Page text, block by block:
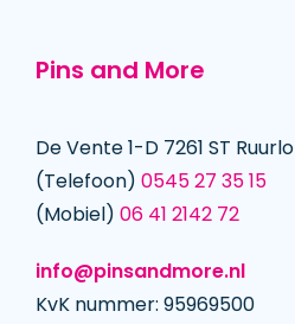
Pins and More
De Vente 1-D 7261 ST Ruurlo
(Telefoon) 0545 27 35 15
(Mobiel) 06 41 2142 72
info@pinsandmore.nl
KvK nummer: 95969500